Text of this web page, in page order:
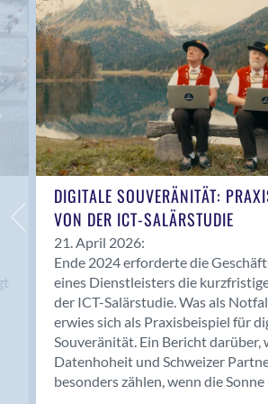
Anwil
Appenzell
Au SG
Baar
Baden
Balsthal
Balzers
Basel
Bassersdorf
Belp
Bendern
Benken (SG)
Bergdietikon
Berlin
Bern
Bern - Liebefeld
DIGITALE SOUVERÄNITÄT:
VON DER ICT-SALÄRSTUDIE
21. April 2026:
Ende 2024 erforderte die
eines Dienstleisters die
der ICT-Salärstudie. Was als
erwies sich als Praxisbeispiel für
Souveränität. Ein Bericht darüber,
Datenhoheit und Schweizer
besonders zählen, wenn die